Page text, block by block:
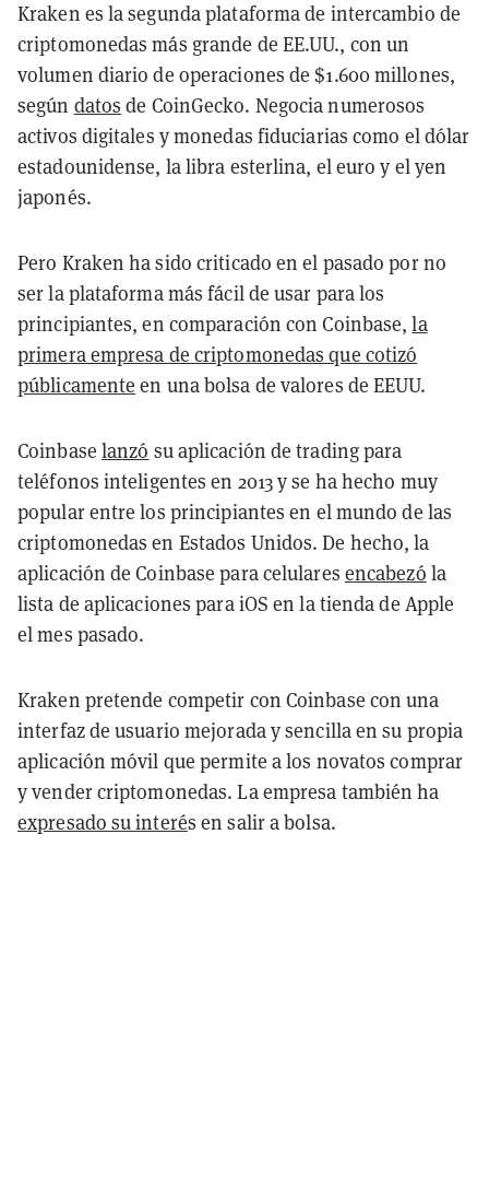
Kraken es la segunda plataforma de intercambio de
criptomonedas más grande de EE.UU., con un
volumen diario de operaciones de $1.600 millones,
según datos de CoinGecko. Negocia numerosos
activos digitales y monedas fiduciarias como el dólar
estadounidense, la libra esterlina, el euro y el yen
japonés.
Pero Kraken ha sido criticado en el pasado por no
ser la plataforma más fácil de usar para los
principiantes, en comparación con Coinbase,la
primera empresa de criptomonedas que cotizó
públicamente en una bolsa de valores de EEUU.
Coinbase lanzó su aplicación de trading para
teléfonos inteligentes en 2013 y se ha hecho muy
popular entre los principiantes en el mundo de las
criptomonedas en Estados Unidos. De hecho, la
aplicación de Coinbase para celulares encabezó la
lista de aplicaciones para iOS en la tienda de Apple
el mes pasado.
Kraken pretende competir con Coinbase con una
interfaz de usuario mejorada y sencilla en su propia
aplicación móvil que permite a los novatos comprar
y vender criptomonedas. La empresa también ha
expresado su interés en salir a bolsa.